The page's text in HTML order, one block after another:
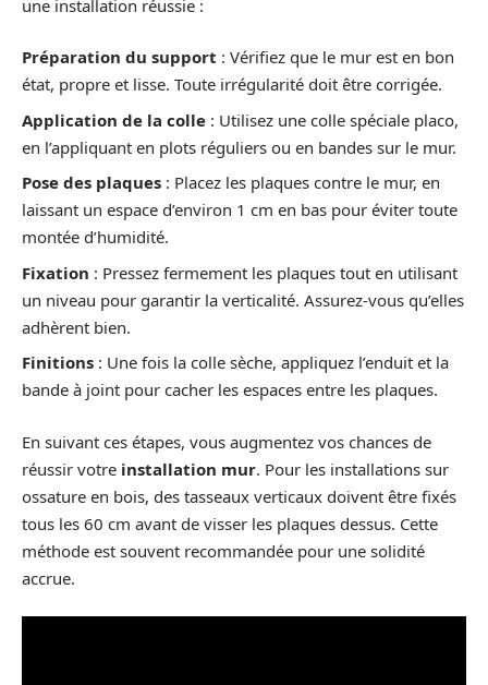
une installation réussie :
Préparation du support : Vérifiez que le mur est en bon
état, propre et lisse. Toute irrégularité doit être corrigée.
Application de la colle : Utilisez une colle spéciale placo,
en l’appliquant en plots réguliers ou en bandes sur le mur.
Pose des plaques : Placez les plaques contre le mur, en
laissant un espace d’environ 1 cm en bas pour éviter toute
montée d’humidité.
Fixation : Pressez fermement les plaques tout en utilisant
un niveau pour garantir la verticalité. Assurez-vous qu’elles
adhèrent bien.
Finitions : Une fois la colle sèche, appliquez l’enduit et la
bande à joint pour cacher les espaces entre les plaques.
En suivant ces étapes, vous augmentez vos chances de
réussir votre installation mur. Pour les installations sur
ossature en bois, des tasseaux verticaux doivent être fixés
tous les 60 cm avant de visser les plaques dessus. Cette
méthode est souvent recommandée pour une solidité
accrue.